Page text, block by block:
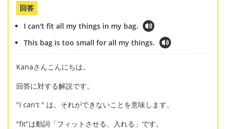
回答
I can't fit all my things in my bag.
This bag is too small for all my things.
Kanaさんこんにちは。
回答に対する解説です。
"I can't " は、それができないことを意味します。
"fit"は動詞「フィットさせる、入れる」です。